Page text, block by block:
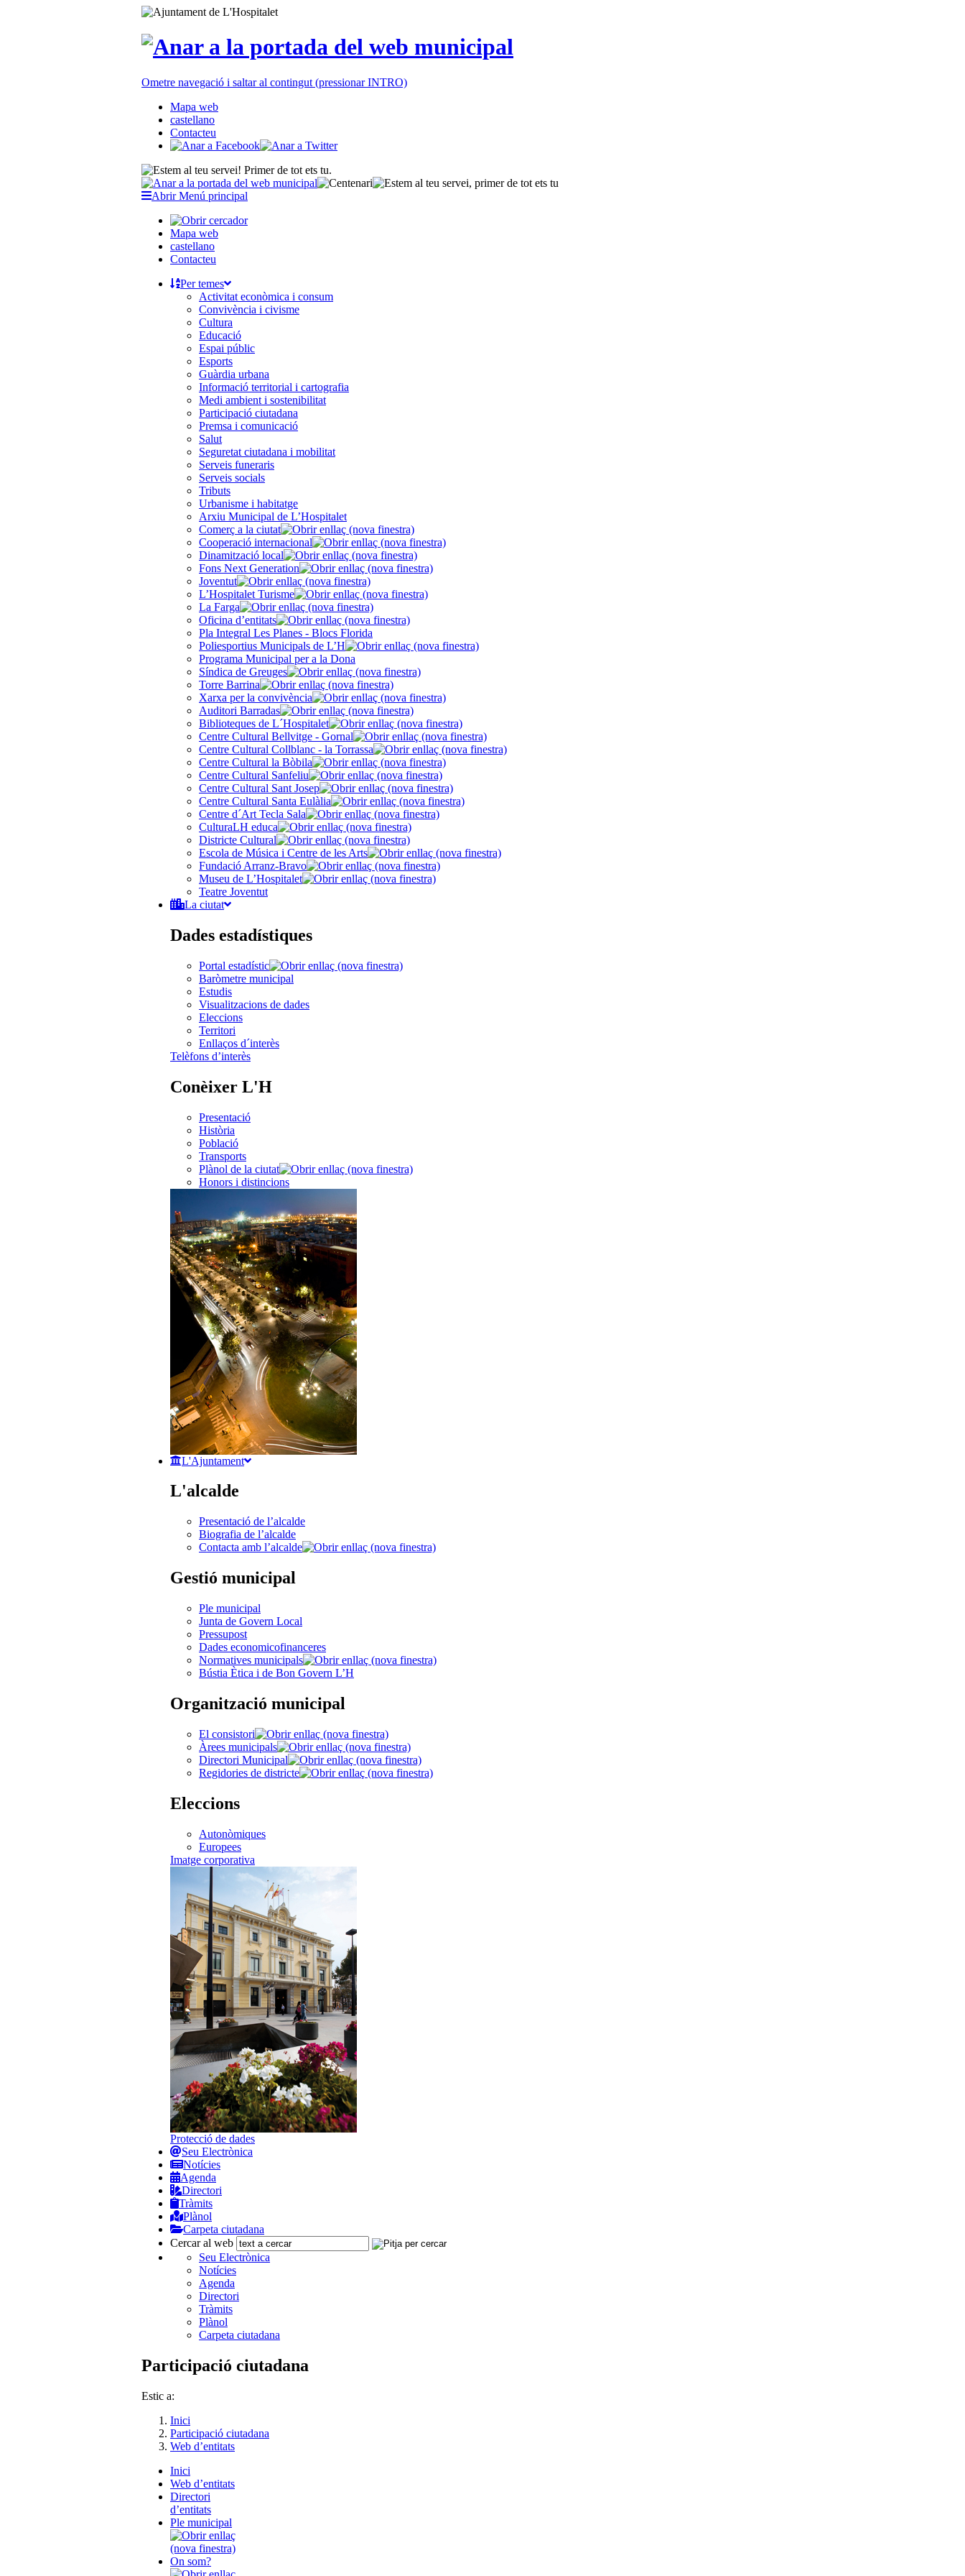
Ometre navegació i saltar al contingut (pressionar INTRO)
Mapa web
castellano
Contacteu
Abrir Menú principal
Mapa web
castellano
Contacteu
Per temes
Activitat econòmica i consum
Convivència i civisme
Cultura
Educació
Espai públic
Esports
Guàrdia urbana
Informació territorial i cartografia
Medi ambient i sostenibilitat
Participació ciutadana
Premsa i comunicació
Salut
Seguretat ciutadana i mobilitat
Serveis funeraris
Serveis socials
Tributs
Urbanisme i habitatge
Arxiu Municipal de L’Hospitalet
Comerç a la ciutat
Cooperació internacional
Dinamització local
Fons Next Generation
Joventut
L’Hospitalet Turisme
La Farga
Oficina d’entitats
Pla Integral Les Planes - Blocs Florida
Poliesportius Municipals de L’H
Programa Municipal per a la Dona
Síndica de Greuges
Torre Barrina
Xarxa per la convivència
Auditori Barradas
Biblioteques de L´Hospitalet
Centre Cultural Bellvitge - Gornal
Centre Cultural Collblanc - la Torrassa
Centre Cultural la Bòbila
Centre Cultural Sanfeliu
Centre Cultural Sant Josep
Centre Cultural Santa Eulàlia
Centre d´Art Tecla Sala
CulturaLH educa
Districte Cultural
Escola de Música i Centre de les Arts
Fundació Arranz-Bravo
Museu de L’Hospitalet
Teatre Joventut
La ciutat
Dades estadístiques
Portal estadístic
Baròmetre municipal
Estudis
Visualitzacions de dades
Eleccions
Territori
Enllaços d´interès
Telèfons d’interès
Conèixer L'H
Presentació
Història
Població
Transports
Plànol de la ciutat
Honors i distincions
L'Ajuntament
L'alcalde
Presentació de l’alcalde
Biografia de l’alcalde
Contacta amb l’alcalde
Gestió municipal
Ple municipal
Junta de Govern Local
Pressupost
Dades economicofinanceres
Normatives municipals
Bústia Ètica i de Bon Govern L’H
Organització municipal
El consistori
Àrees municipals
Directori Municipal
Regidories de districte
Eleccions
Autonòmiques
Europees
Imatge corporativa
Protecció de dades
Seu Electrònica
Notícies
Agenda
Directori
Tràmits
Plànol
Carpeta ciutadana
Cercar al web
Seu Electrònica
Notícies
Agenda
Directori
Tràmits
Plànol
Carpeta ciutadana
Participació ciutadana
Estic a:
Inici
Participació ciutadana
Web d’entitats
Inici
Web d’entitats
Directori
d’entitats
Ple municipal
On som?